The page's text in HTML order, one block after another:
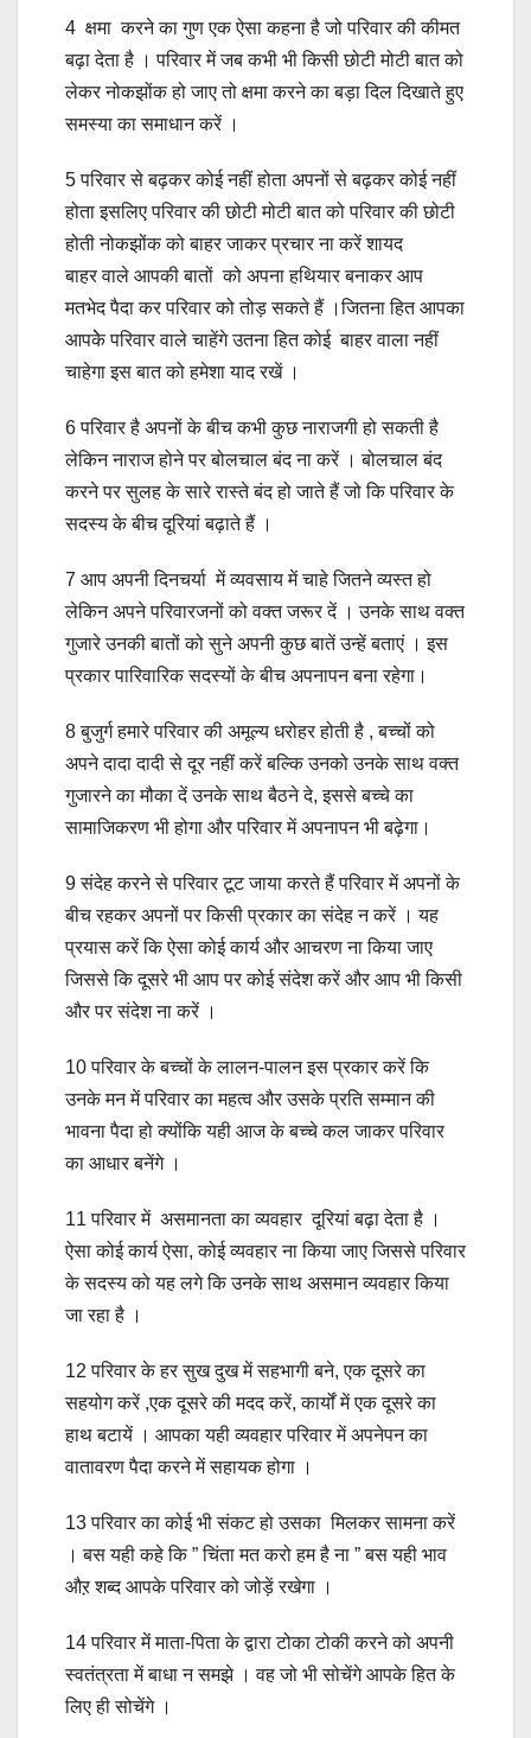
4 क्षमा करने का गुण एक ऐसा कहना है जो परिवार की कीमत
बढ़ा देता है । परिवार में जब कभी भी किसी छोटी मोटी बात को
लेकर नोकझोंक हो जाए तो क्षमा करने का बड़ा दिल दिखाते हुए
समस्या का समाधान करें ।
5 परिवार से बढ़कर कोई नहीं होता अपनों से बढ़कर कोई नहीं
होता इसलिए परिवार की छोटी मोटी बात को परिवार की छोटी
होती नोकझोंक को बाहर जाकर प्रचार ना करें शायद
बाहर वाले आपकी बातों को अपना हथियार बनाकर आप
मतभेद पैदा कर परिवार को तोड़ सकते हैं ।जितना हित आपका
आपकेे परिवार वाले चाहेंगे उतना हित कोई बाहर वाला नहीं
चाहेगा इस बात को हमेशा याद रखें ।
6 परिवार है अपनों के बीच कभी कुछ नाराजगी हो सकती है
लेकिन नाराज होने पर बोलचाल बंद ना करें । बोलचाल बंद
करने पर सुलह के सारे रास्ते बंद हो जाते हैं जो कि परिवार के
सदस्य के बीच दूरियां बढ़ाते हैं ।
7 आप अपनी दिनचर्या में व्यवसाय में चाहे जितने व्यस्त हो
लेकिन अपने परिवारजनों को वक्त जरूर दें । उनके साथ वक्त
गुजारे उनकी बातों को सुने अपनी कुछ बातें उन्हें बताएं । इस
प्रकार पारिवारिक सदस्यों के बीच अपनापन बना रहेगा।
8 बुजुर्ग हमारे परिवार की अमूल्य धरोहर होती है , बच्चों को
अपने दादा दादी से दूर नहीं करें बल्कि उनको उनके साथ वक्त
गुजारने का मौका दें उनके साथ बैठने दे, इससे बच्चे का
सामाजिकरण भी होगा और परिवार में अपनापन भी बढ़ेगा।
9 संदेह करने से परिवार टूट जाया करते हैं परिवार में अपनों के
बीच रहकर अपनों पर किसी प्रकार का संदेह न करें । यह
प्रयास करें कि ऐसा कोई कार्य और आचरण ना किया जाए
जिससे कि दूसरे भी आप पर कोई संदेश करें और आप भी किसी
और पर संदेश ना करें ।
10 परिवार के बच्चों के लालन-पालन इस प्रकार करें कि
उनके मन में परिवार का महत्व और उसके प्रति सम्मान की
भावना पैदा हो क्योंकि यही आज के बच्चे कल जाकर परिवार
का आधार बनेंगे ।
11 परिवार में असमानता का व्यवहार दूरियां बढ़ा देता है ।
ऐसा कोई कार्य ऐसा, कोई व्यवहार ना किया जाए जिससे परिवार
के सदस्य को यह लगे कि उनके साथ असमान व्यवहार किया
जा रहा है ।
12 परिवार के हर सुख दुख में सहभागी बने, एक दूसरे का
सहयोग करें ,एक दूसरे की मदद करें, कार्यों में एक दूसरे का
हाथ बटायें । आपका यही व्यवहार परिवार में अपनेपन का
वातावरण पैदा करने में सहायक होगा ।
13 परिवार का कोई भी संकट हो उसका मिलकर सामना करें
। बस यही कहे कि ” चिंता मत करो हम है ना ” बस यही भाव
औऱ शब्द आपके परिवार को जोड़ें रखेगा ।
14 परिवार में माता-पिता के द्वारा टोका टोकी करने को अपनी
स्वतंत्रता में बाधा न समझे । वह जो भी सोचेंगे आपके हित के
लिए ही सोचेंगे ।